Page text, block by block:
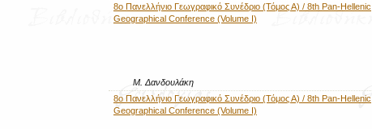
8ο Πανελλήνιο Γεωγραφικό Συνέδριο (Τόμος Α) / 8th Pan-Hellenic
Geographical Conference (Volume I)
Μ. Δανδουλάκη
8ο Πανελλήνιο Γεωγραφικό Συνέδριο (Τόμος Α) / 8th Pan-Hellenic
Geographical Conference (Volume I)